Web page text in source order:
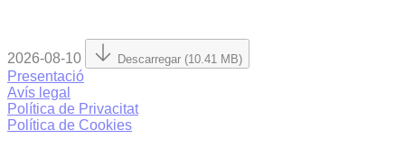
2026-08-10 Descarregar (10.41 MB)
Presentació
Avís legal
Política de Privacitat
Política de Cookies